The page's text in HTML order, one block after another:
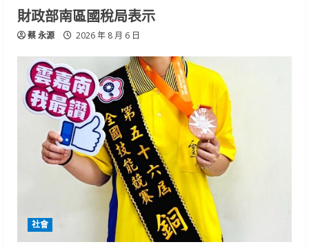
財政部南區國稅局表示
蔡 永源 2026 年 8 月 6 日
社會